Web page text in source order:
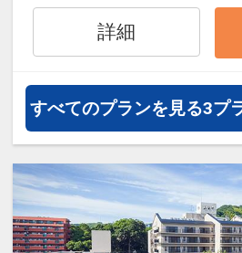
和の趣と現代的な
た客室で、どうぞご
つろぎください。
【添い寝幼児のお
添い寝幼児：1歳～
施設使用料として1
お支払いが必要と
払い）
詳細
すべてのプランを見る3プ